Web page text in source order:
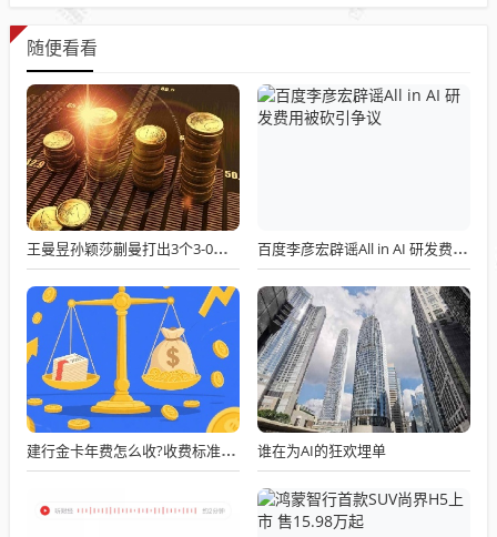
随便看看
王曼昱孙颖莎蒯曼打出3个3-0，蒯曼230位排名差碾压，中国女团太稳了 百度李彦宏辟谣All in AI 研发费用被砍引争议
建行金卡年费怎么收?收费标准与减免条件详解 谁在为AI的狂欢埋单